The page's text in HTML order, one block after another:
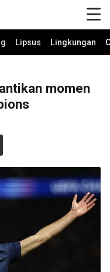
Lipsus Lingkungan
momen